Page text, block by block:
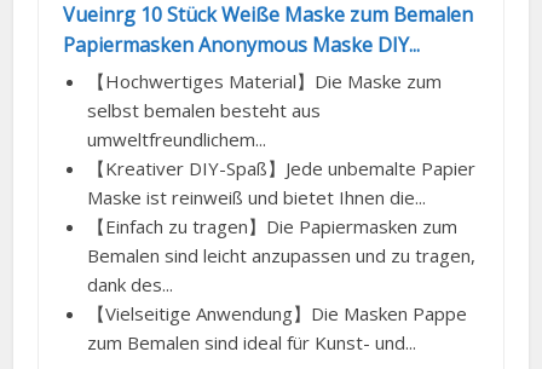
Vueinrg 10 Stück Weiße Maske zum Bemalen
Papiermasken Anonymous Maske DIY...
【Hochwertiges Material】Die Maske zum
selbst bemalen besteht aus
umweltfreundlichem...
【Kreativer DIY-Spaß】Jede unbemalte Papier
Maske ist reinweiß und bietet Ihnen die...
【Einfach zu tragen】Die Papiermasken zum
Bemalen sind leicht anzupassen und zu tragen,
dank des...
【Vielseitige Anwendung】Die Masken Pappe
zum Bemalen sind ideal für Kunst- und...